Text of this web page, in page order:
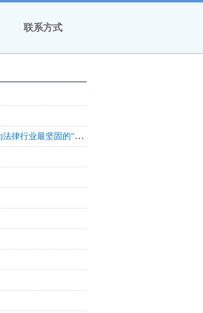
联系方式
AI替代不了执行律师，正在催生万亿级新赛道——在智能化浪潮中，执行律师正成为法律行业最坚固的“人性护城河”与最具潜力的蓝海市场